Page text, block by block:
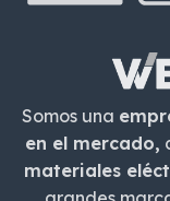
Somos una
en el mercado,
materiales